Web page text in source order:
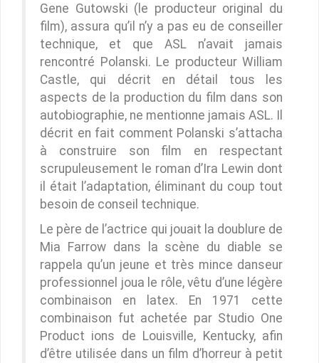
Gene Gutowski (le producteur original du
film), assura qu’il n’y a pas eu de conseiller
technique, et que ASL n’avait jamais
rencontré Polanski. Le producteur William
Castle, qui décrit en détail tous les
aspects de la production du film dans son
autobiographie, ne mentionne jamais ASL. Il
décrit en fait comment Polanski s’attacha
à construire son film en respectant
scrupuleusement le roman d’Ira Lewin dont
il était l’adaptation, éliminant du coup tout
besoin de conseil technique.
Le père de l’actrice qui jouait la doublure de
Mia Farrow dans la scène du diable se
rappela qu’un jeune et très mince danseur
professionnel joua le rôle, vêtu d’une légère
combinaison en latex. En 1971 cette
combinaison fut achetée par Studio One
Product ions de Louisville, Kentucky, afin
d’être utilisée dans un film d’horreur à petit